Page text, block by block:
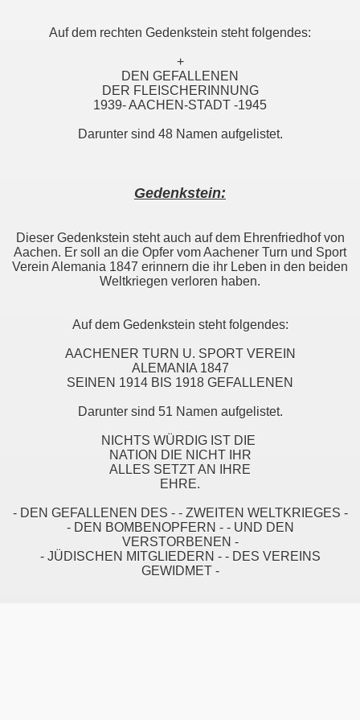
Auf dem rechten Gedenkstein steht folgendes:
+
DEN GEFALLENEN
DER FLEISCHERINNUNG
1939- AACHEN-STADT -1945
Darunter sind 48 Namen aufgelistet.
Gedenkstein:
Dieser Gedenkstein steht auch auf dem Ehrenfriedhof von
Aachen. Er soll an die Opfer vom Aachener Turn und Sport
Verein Alemania 1847 erinnern die ihr Leben in den beiden
Weltkriegen verloren haben.
Auf dem Gedenkstein steht folgendes:
AACHENER TURN U. SPORT VEREIN
ALEMANIA 1847
SEINEN 1914 BIS 1918 GEFALLENEN
Darunter sind 51 Namen aufgelistet.
NICHTS WÜRDIG IST DIE
NATION DIE NICHT IHR
ALLES SETZT AN IHRE
EHRE.
- DEN GEFALLENEN DES - - ZWEITEN WELTKRIEGES -
- DEN BOMBENOPFERN - - UND DEN
VERSTORBENEN -
- JÜDISCHEN MITGLIEDERN - - DES VEREINS
GEWIDMET -